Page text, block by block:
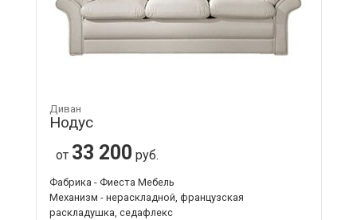
Диван
Нодус
от 33 200 руб.
Фабрика - Фиеста Мебель
Механизм - нераскладной, французская
раскладушка, седафлекс